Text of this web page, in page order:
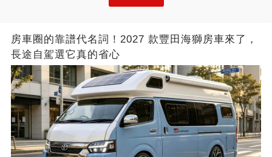
房車圈的靠譜代名詞！2027 款豐田海獅房車來了，
長途自駕選它真的省心